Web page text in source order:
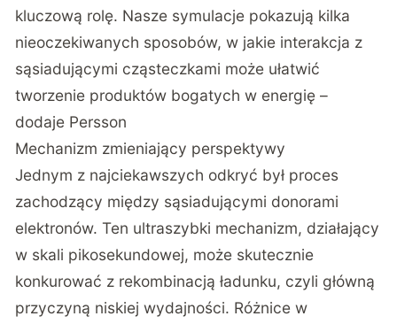
kluczową rolę. Nasze symulacje pokazują kilka
nieoczekiwanych sposobów, w jakie interakcja z
sąsiadującymi cząsteczkami może ułatwić
tworzenie produktów bogatych w energię –
dodaje Persson
Mechanizm zmieniający perspektywy
Jednym z najciekawszych odkryć był proces
zachodzący między sąsiadującymi donorami
elektronów. Ten ultraszybki mechanizm, działający
w skali pikosekundowej, może skutecznie
konkurować z rekombinacją ładunku, czyli główną
przyczyną niskiej wydajności. Różnice w